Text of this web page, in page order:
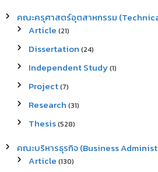
คณะครุศาสตร์อุตสาหกรรม
Article (21)
Dissertation (24)
Independent Study(1)
Project(7)
Research (31)
Thesis(528)
คณะบริหารธุรกิจ (Business
Article (130)